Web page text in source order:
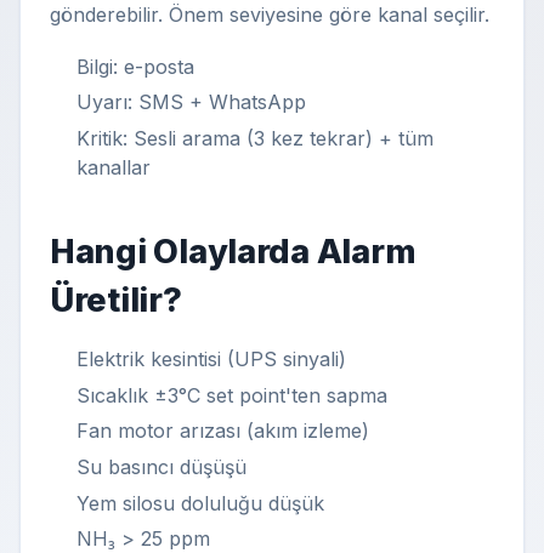
gönderebilir. Önem seviyesine göre kanal seçilir.
Bilgi: e-posta
Uyarı: SMS + WhatsApp
Kritik: Sesli arama (3 kez tekrar) + tüm
kanallar
Hangi Olaylarda Alarm
Üretilir?
Elektrik kesintisi (UPS sinyali)
Sıcaklık ±3°C set point'ten sapma
Fan motor arızası (akım izleme)
Su basıncı düşüşü
Yem silosu doluluğu düşük
NH₃ > 25 ppm